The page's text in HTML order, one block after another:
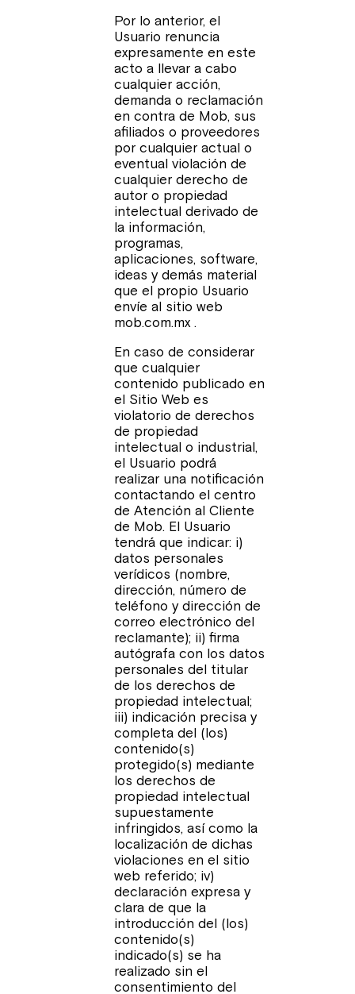
Por lo anterior, el
Usuario renuncia
expresamente en este
acto a llevar a cabo
cualquier acción,
demanda o reclamación
en contra de Mob, sus
afiliados o proveedores
por cualquier actual o
eventual violación de
cualquier derecho de
autor o propiedad
intelectual derivado de
la información,
programas,
aplicaciones, software,
ideas y demás material
que el propio Usuario
envíe al sitio web
mob.com.mx .
En caso de considerar
que cualquier
contenido publicado en
el Sitio Web es
violatorio de derechos
de propiedad
intelectual o industrial,
el Usuario podrá
realizar una notificación
contactando el centro
de Atención al Cliente
de Mob. El Usuario
tendrá que indicar: i)
datos personales
verídicos (nombre,
dirección, número de
teléfono y dirección de
correo electrónico del
reclamante); ii) firma
autógrafa con los datos
personales del titular
de los derechos de
propiedad intelectual;
iii) indicación precisa y
completa del (los)
contenido(s)
protegido(s) mediante
los derechos de
propiedad intelectual
supuestamente
infringidos, así como la
localización de dichas
violaciones en el sitio
web referido; iv)
declaración expresa y
clara de que la
introducción del (los)
contenido(s)
indicado(s) se ha
realizado sin el
consentimiento del